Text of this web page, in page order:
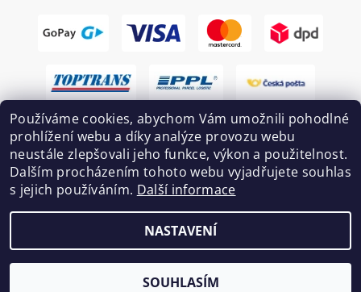
Vytvořil Shoptet
Používáme cookies, abychom Vám umožnili pohodlné
prohlížení webu a díky analýze provozu webu
neustále zlepšovali jeho funkce, výkon a použitelnost.
Dalším procházením tohoto webu vyjadřujete souhlas
s jejich používáním. Další informace
NASTAVENÍ
SOUHLASÍM